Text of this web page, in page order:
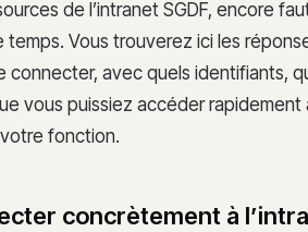
de l’intranet SGDF, encore
Vous trouverez ici les
connecter, avec quels identifiants,
vous puissiez accéder
fonction.
concrètement à